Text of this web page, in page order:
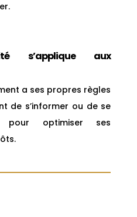
s’applique aux
a ses propres règles
de s’informer ou de se
pour optimiser ses